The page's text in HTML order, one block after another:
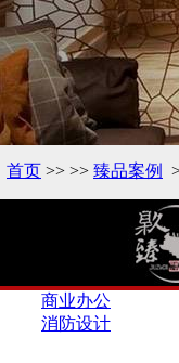
首页 >> >> 臻品案例
商业办公
消防设计